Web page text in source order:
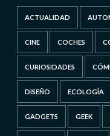
ACTUALIDAD
CINE COCHES
CURIOSIDADES
DISEÑO ECOLOGÍA
GADGETS GEEK